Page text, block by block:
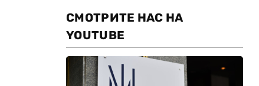
СМОТРИТЕ НАС НА
YOUTUBE